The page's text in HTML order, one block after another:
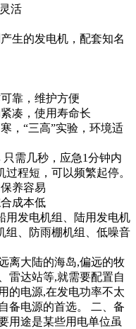
活
生的发电机，配套知名
靠，维护方便
凑，使用寿命长
，“三高”实验，环境适
需几秒，应急1分钟内
程短，可以频繁起停。
养容易
成本低
用发电机组、陆用发电机
组、防雨棚机组、低噪音
离大陆的海岛,偏远的牧
雷达站等,就需要配置自
的电源,在发电功率不太
备电源的首选。 二、备
用途是某些用电单位虽